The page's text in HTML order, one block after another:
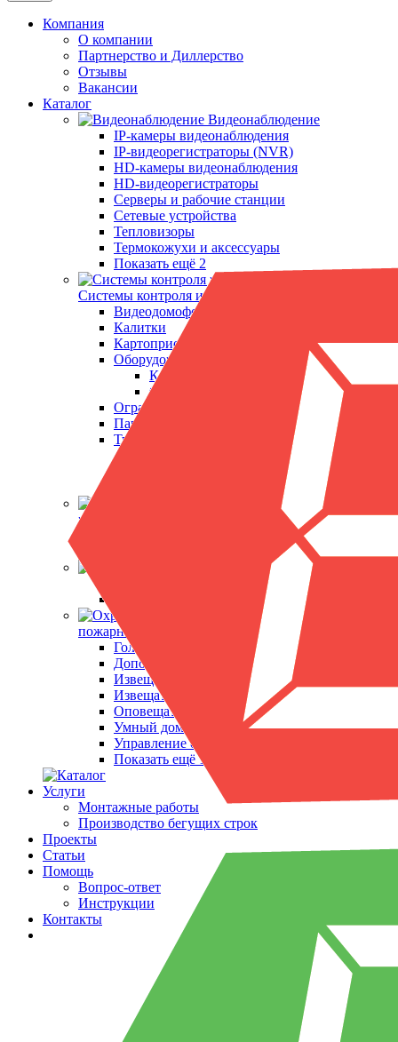
Компания
О компании
Партнерство и Диллерство
Отзывы
Вакансии
Каталог
Видеонаблюдение
IP-камеры видеонаблюдения
IP-видеорегистраторы (NVR)
HD-камеры видеонаблюдения
HD-видеорегистраторы
Серверы и рабочие станции
Сетевые устройства
Тепловизоры
Термокожухи и аксессуары
Показать ещё 2
Системы контроля и управления доступом
Видеодомофоны
Калитки
Картоприемники
Оборудование RusGuard
Контроллеры
Считыватели карт
Ограждения
Парковочные системы
Турникеты
Кабельная
продукция и периферия
Кабельно-проводниковая продукция
Металлодетекторы
Арочные металлодетекторы
Ручные металлодетекторы
Охранно-
пожарная сигнализация
Головные блоки
Дополнительное оборудование
Извещатели охранные
Извещатели пожарные
Оповещатели
Умный дом
Управление отоплением
Показать ещё 1
Услуги
Монтажные работы
Производство бегущих строк
Проекты
Статьи
Помощь
Вопрос-ответ
Инструкции
Контакты